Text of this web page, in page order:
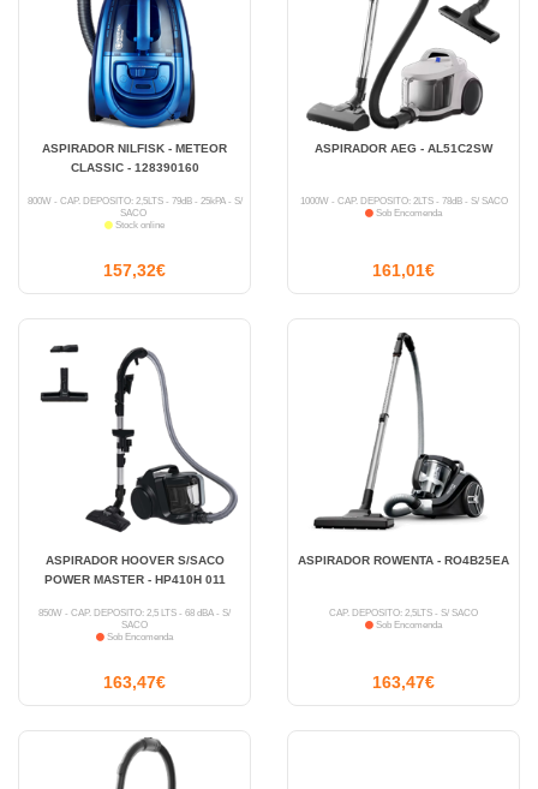
ASPIRADOR NILFISK - METEOR
CLASSIC - 128390160
800W - CAP. DEPÓSITO: 2,5LTS - 79dB - 25kPA - S/
SACO
Stock online
157,32€
ASPIRADOR AEG - AL51C2SW
1000W - CAP. DEPÓSITO: 2LTS - 78dB - S/ SACO
Sob Encomenda
161,01€
ASPIRADOR HOOVER S/SACO
POWER MASTER - HP410H 011
850W - CAP. DEPÓSITO: 2,5 LTS - 68 dBA - S/
SACO
Sob Encomenda
163,47€
ASPIRADOR ROWENTA - RO4B25EA
CAP. DEPÓSITO: 2,5LTS - S/ SACO
Sob Encomenda
163,47€